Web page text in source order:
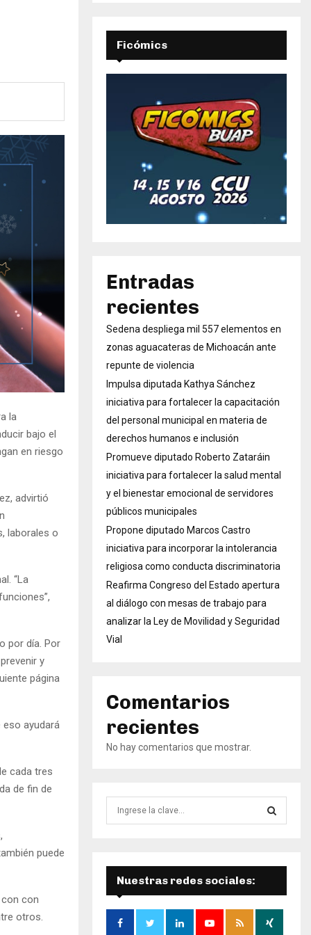
la
bajo el
en riesgo
advirtió
laborales o
“La
por día. Por
y
página
eso ayudará
cada tres
de fin de
puede
con
otros.
Ficómics
Entradas
recientes
Sedena despliega mil 557 elementos en
zonas aguacateras de Michoacán ante
repunte de violencia
Impulsa diputada Kathya Sánchez
iniciativa para fortalecer la capacitación
del personal municipal en materia de
derechos humanos e inclusión
Promueve diputado Roberto Zataráin
iniciativa para fortalecer la salud mental
y el bienestar emocional de servidores
públicos municipales
Propone diputado Marcos Castro
iniciativa para incorporar la intolerancia
religiosa como conducta discriminatoria
Reafirma Congreso del Estado apertura
al diálogo con mesas de trabajo para
analizar la Ley de Movilidad y Seguridad
Vial
Comentarios
recientes
No hay comentarios que mostrar.
Ú
S
Q
Nuestras redes sociales: